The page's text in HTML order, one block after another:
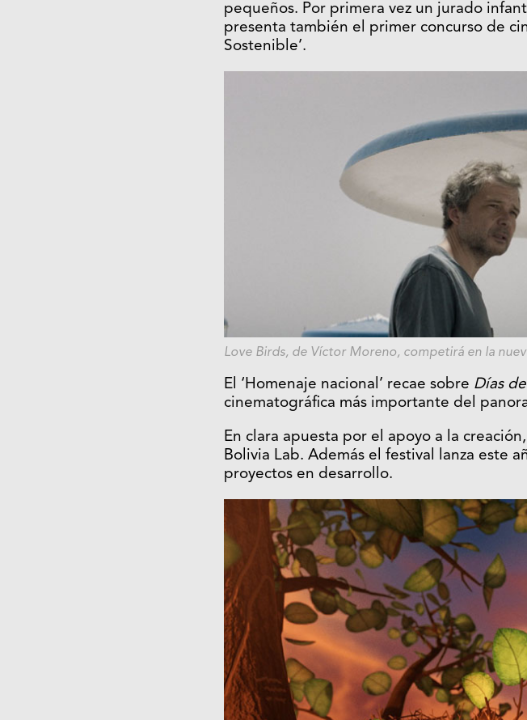
pequeños. Por primera vez un jurado
presenta también el primer concurso de
Sostenible’.
Love Birds, de Víctor Moreno, competirá en la
El ‘Homenaje nacional’ recae sobre Días
cinematográfica más importante del
En clara apuesta por el apoyo a la
Bolivia Lab. Además el festival lanza este
proyectos en desarrollo.